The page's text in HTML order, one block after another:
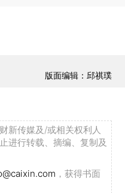
版面编辑：邱祺璞
新传媒及/或相关权利人
进行转载、摘编、复制及
，获得书面